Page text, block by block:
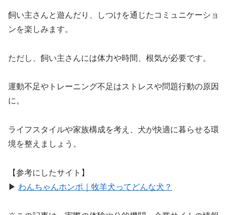
飼い主さんと遊んだり、しつけを通じたコミュニケーショ
ンを楽しみます。
ただし、飼い主さんには体力や時間、根気が必要です。
運動不足やトレーニング不足はストレスや問題行動の原因
に。
ライフスタイルや家族構成を考え、犬が快適に暮らせる環
境を整えましょう。
【参考にしたサイト】
▶︎ わんちゃんホンポ｜牧羊犬ってどんな犬？